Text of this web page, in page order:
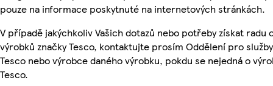
pouze na informace poskytnuté na internetových stránkách.
V případě jakýchkoliv Vašich dotazů nebo potřeby získat radu
výrobků značky Tesco, kontaktujte prosím Oddělení pro
Tesco nebo výrobce daného výrobku, pokdu se nejedná o
Tesco.